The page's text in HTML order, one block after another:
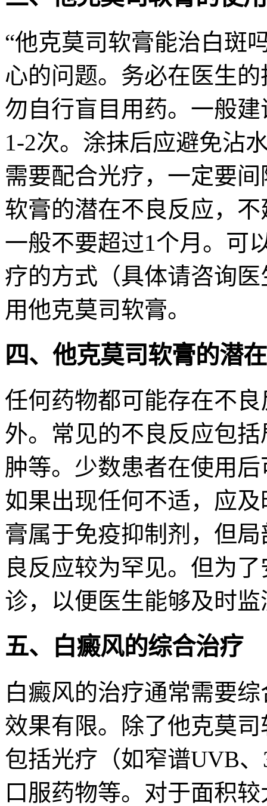
“他克莫司软膏能治白斑
心的问题。务必在医生
勿自行盲目用药。一般
1-2次。涂抹后应避免沾
需要配合光疗，一定要
软膏的潜在不良反应，
一般不要超过1个月。可
疗的方式（具体请咨询
用他克莫司软膏。
四、他克莫司软膏的潜
任何药物都可能存在不
外。常见的不良反应包
肿等。少数患者在使用
如果出现任何不适，应
膏属于免疫抑制剂，但
良反应较为罕见。但为
诊，以便医生能够及时
五、白癜风的综合治疗
白癜风的治疗通常需要
效果有限。除了他克莫
包括光疗（如窄谱UVB
口服药物等。对于面积